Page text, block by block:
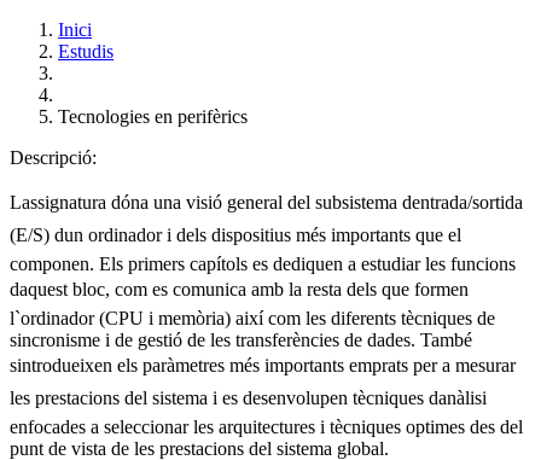
Inici
Estudis
Tecnologies en perifèrics
Descripció:
Lassignatura dóna una visió general del subsistema dentrada/sortida
(E/S) dun ordinador i dels dispositius més importants que el
componen. Els primers capítols es dediquen a estudiar les funcions
daquest bloc, com es comunica amb la resta dels que formen
l`ordinador (CPU i memòria) així com les diferents tècniques de
sincronisme i de gestió de les transferències de dades. També
sintrodueixen els paràmetres més importants emprats per a mesurar
les prestacions del sistema i es desenvolupen tècniques danàlisi
enfocades a seleccionar les arquitectures i tècniques optimes des del
punt de vista de les prestacions del sistema global.